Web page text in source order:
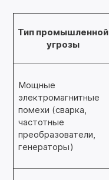
Тип промышленной
угрозы
Мощные
электромагнитные
помехи (сварка,
частотные
преобразователи,
генераторы)